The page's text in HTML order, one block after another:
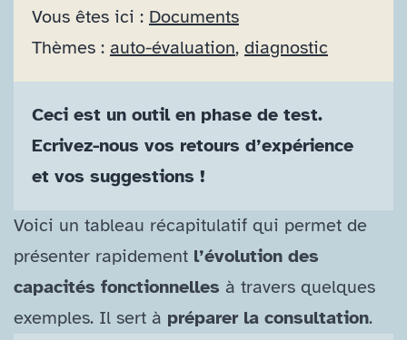
Vous êtes ici : Documents
Thèmes : auto-​évaluation, diagnostic
Ceci est un outil en phase de test.
Ecrivez-​nous vos retours d’expérience
et vos suggestions !
Voici un tableau récapitulatif qui permet de
présenter rapidement l’évolution des
capacités fonctionnelles à travers quelques
exemples. Il sert à préparer la consultation.